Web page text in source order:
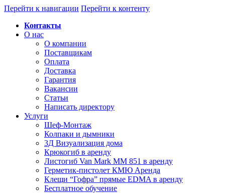
Перейти к навигации Перейти к контенту
Контакты
О нас
О компании
Поставщикам
Оплата
Доставка
Гарантия
Вакансии
Статьи
Написать директору
Услуги
Шеф-Монтаж
Колпаки и дымники
3Д Визуализация дома
Крюкогиб в аренду
Листогиб Van Mark MM 851 в аренду
Герметик-пистолет КМЮ Аренда
Клещи “Гофра” прямые EDMA в аренду
Бесплатное обучение